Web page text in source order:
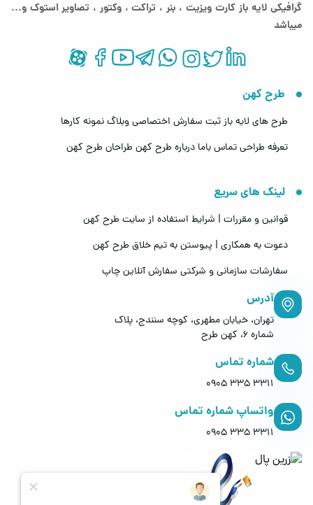
گرافیکی لایه باز کارت ویزیت ، بنر ، تراکت ، وکتور ، تصاویر استوک و...
میباشد
طرح کهن
طرح های لایه بازثبت سفارش اختصاصیوبلاگنمونه کارها
تعرفه طراحیتماس باما درباره طرح کهن طراحان طرح کهن
لینک های سریع
قوانین و مقررات | شرایط استفاده از سایت طرح کهن
دعوت به همکاری | پیوستن به تیم خلاق طرح کهن
سفارشات سازمانی و شرکتی سفارش آنلاین چاپ
آدرس
تهران، خیابان مطهری، کوچه سنندج، پلاک
شماره 6، کهن طرح
شماره تماس
0905 335 3311
واتساپ شماره تماس
0905 335 3311